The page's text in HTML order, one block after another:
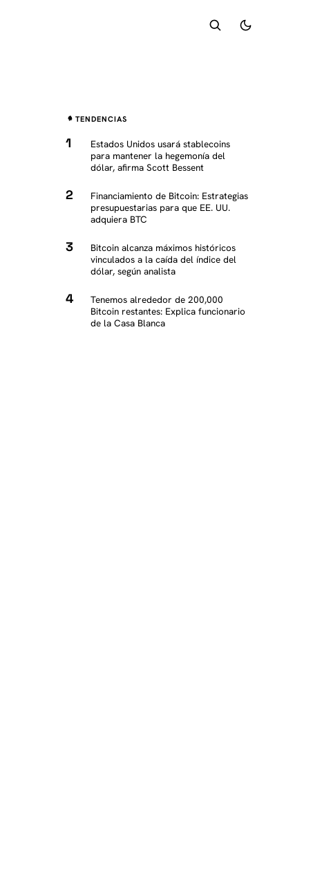
TENDENCIAS
Estados Unidos usará stablecoins
para mantener la hegemonía del
dólar, afirma Scott Bessent
Financiamiento de Bitcoin: Estrategias
presupuestarias para que EE. UU.
adquiera BTC
Bitcoin alcanza máximos históricos
vinculados a la caída del índice del
dólar, según analista
Tenemos alrededor de 200,000
Bitcoin restantes: Explica funcionario
de la Casa Blanca